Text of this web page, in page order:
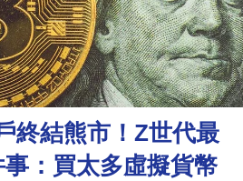
終結熊市！Z世代最
：買太多虛擬貨幣